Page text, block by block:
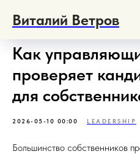
Виталий Ветров
Как
проверяет
для
2026-05-10 00:00 LEADERSHIP
Большинство собственников